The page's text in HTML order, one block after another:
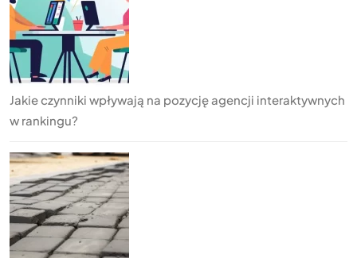
Jakie czynniki wpływają na pozycję agencji interaktywnych
w rankingu?